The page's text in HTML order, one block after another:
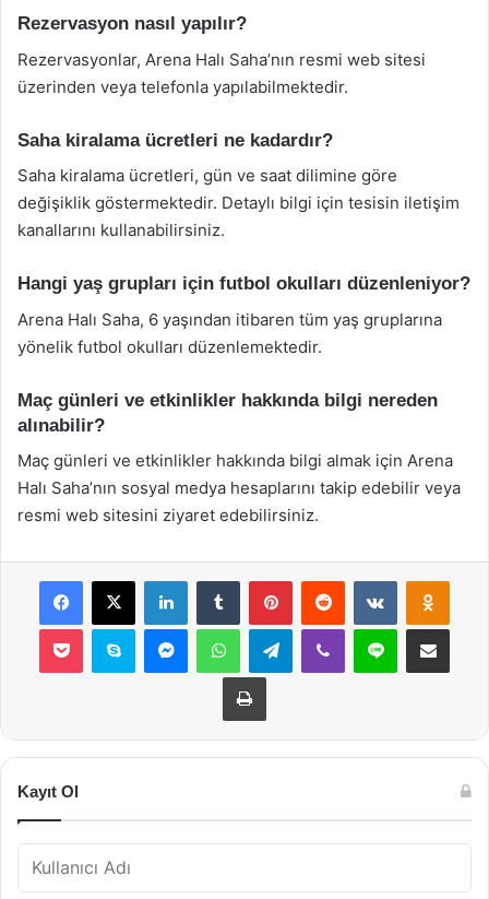
Rezervasyon nasıl yapılır?
Rezervasyonlar, Arena Halı Saha’nın resmi web sitesi
üzerinden veya telefonla yapılabilmektedir.
Saha kiralama ücretleri ne kadardır?
Saha kiralama ücretleri, gün ve saat dilimine göre
değişiklik göstermektedir. Detaylı bilgi için tesisin iletişim
kanallarını kullanabilirsiniz.
Hangi yaş grupları için futbol okulları düzenleniyor?
Arena Halı Saha, 6 yaşından itibaren tüm yaş gruplarına
yönelik futbol okulları düzenlemektedir.
Maç günleri ve etkinlikler hakkında bilgi nereden
alınabilir?
Maç günleri ve etkinlikler hakkında bilgi almak için Arena
Halı Saha’nın sosyal medya hesaplarını takip edebilir veya
resmi web sitesini ziyaret edebilirsiniz.
Facebook
X LinkedInTumblr PinterestReddit VKontakte
Pocket Skype MessengerWhatsAppTelegramViber Line E-Posta ile
Yazdır
Kayıt Ol